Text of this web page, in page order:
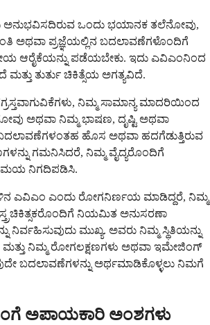
ಅನುಭವಿಸದಿರುವ ಒಂದು ಭಯಾನಕ ತಲೆನೋವು,
ಅಥವಾ ಪ್ರಜ್ಞೆಯಲ್ಲಿನ ಬದಲಾವಣೆಗಳೊಂದಿಗೆ
ಆರೈಕೆಯನ್ನು ಪಡೆಯಬೇಕು. ಇದು ಎವಿಎಂನಿಂದ
ಮತ್ತು ತುರ್ತು ಚಿಕಿತ್ಸೆಯ ಅಗತ್ಯವಿದೆ.
ನಿಮ್ಮ ಸಾಮಾನ್ಯ ಮಾದರಿಯಿಂದ
ಅಥವಾ ನಿಮ್ಮ ಭಾಷಣ, ದೃಷ್ಟಿ ಅಥವಾ
ಹೊಸ ಅಥವಾ ಹದಗೆಡುತ್ತಿರುವ
ಗಮನಿಸಿದರೆ, ನಿಮ್ಮ ವೈದ್ಯರೊಂದಿಗೆ
ನಿಗದಿಪಡಿಸಿ.
ಎವಿಎಂ ಎಂದು ರೋಗನಿರ್ಣಯ ಮಾಡಿದ್ದರೆ, ನಿಮ್ಮ
ನಿಯಮಿತ ಅನುಸರಣಾ
ಮುಖ್ಯ. ಅವರು ನಿಮ್ಮ ಸ್ಥಿತಿಯನ್ನು
ಮತ್ತು ನಿಮ್ಮ ರೋಗಲಕ್ಷಣಗಳು ಅಥವಾ ಇಮೇಜಿಂಗ್
ಬದಲಾವಣೆಗಳನ್ನು ಅರ್ಥಮಾಡಿಕೊಳ್ಳಲು ನಿಮಗೆ
ಅಪಾಯಕಾರಿ ಅಂಶಗಳು